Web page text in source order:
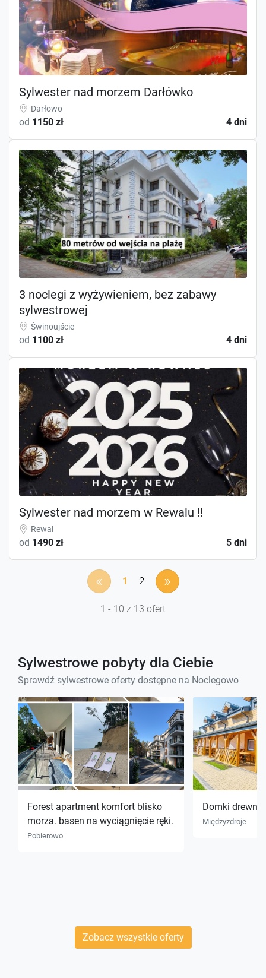
Sylwester nad morzem Darłówko
Darłowo
od 1150 zł 4 dni
3 noclegi z wyżywieniem, bez zabawy
sylwestrowej
Świnoujście
od 1100 zł 4 dni
Sylwester nad morzem w Rewalu !!
Rewal
od 1490 zł 5 dni
« 1 2 »
1 - 10 z 13 ofert
Sylwestrowe pobyty dla Ciebie
Sprawdź sylwestrowe oferty dostępne na Noclegowo
Forest apartment komfort blisko
morza. basen na wyciągnięcie ręki.
Pobierowo
Domki
Międzyzdroje
Zobacz wszystkie oferty